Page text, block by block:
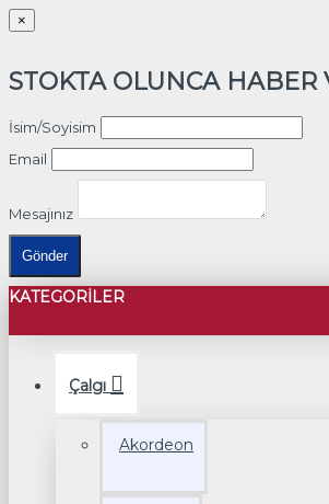
×
STOKTA OLUNCA HABER
İsim/Soyisim
Email
Mesajınız
Gönder
KATEGORILER
Çalgı
Akordeon